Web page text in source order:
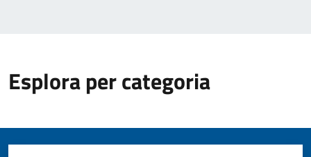
Esplora per categoria